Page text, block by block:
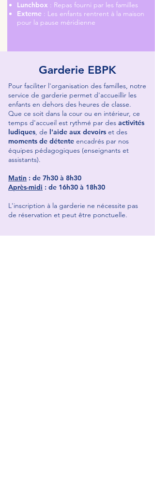
Lunchbox : Repas fourni par les familles
Externe : Les enfants rentrent à la maison
pour la pause méridienne
Garderie EBPK
Pour faciliter l'organisation des familles, notre
service de garderie permet d'accueillir les
enfants en dehors des heures de classe.
Que ce soit dans la cour ou en intérieur, ce
temps d'accueil est rythmé par des activités
ludiques, de l'aide aux devoirs et des
moments de détente encadrés par nos
équipes pédagogiques (enseignants et
assistants).
Matin : de 7h30 à 8h30
Après-midi : de 16h30 à 18h30
L'inscription à la garderie ne nécessite pas
de réservation et peut être ponctuelle.